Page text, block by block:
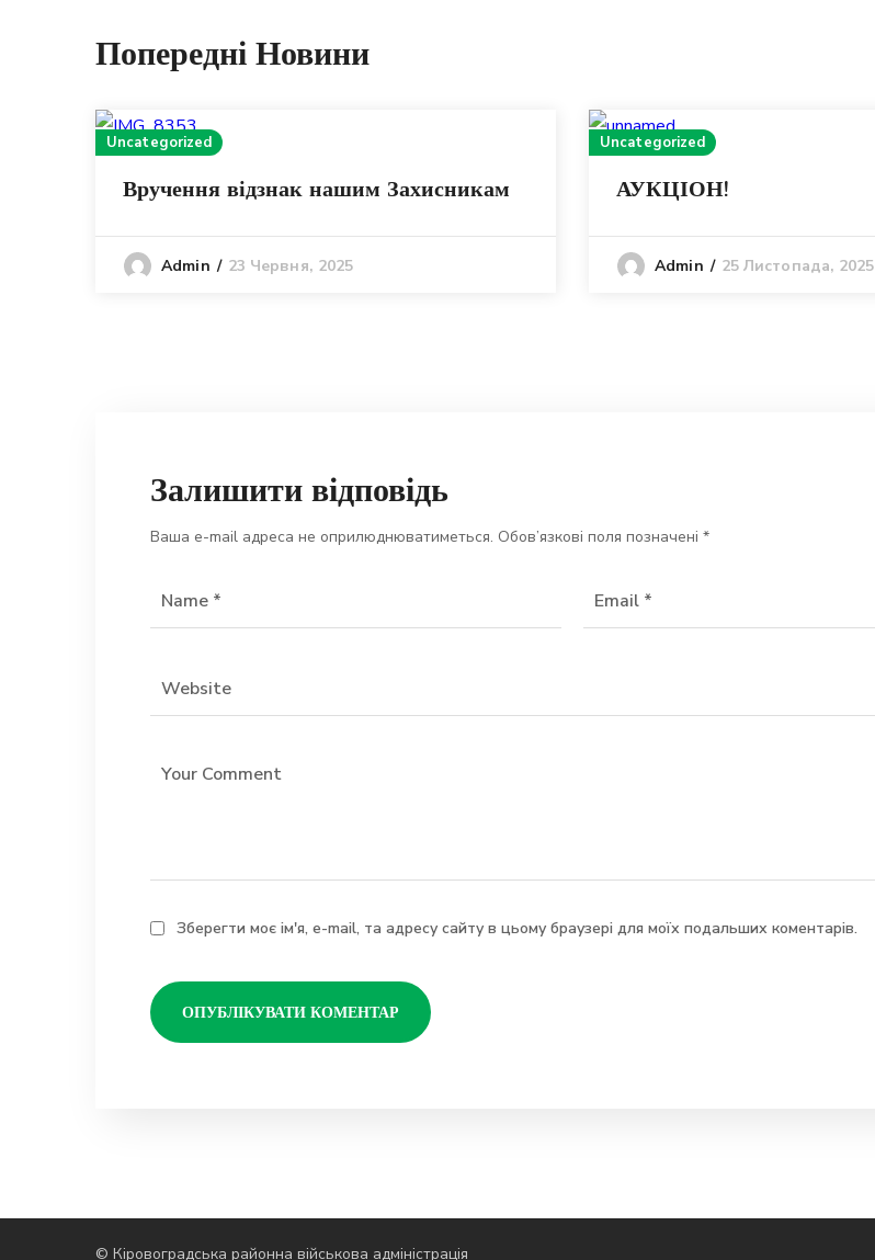
Попередні Новини
Uncategorized
Вручення відзнак нашим Захисникам
Admin 23 Червня, 2025
Uncategorized
АУКЦІОН!
Admin 25 Листопада, 2025
Залишити відповідь
Ваша e-mail адреса не оприлюднюватиметься. Обов’язкові поля позначені *
Зберегти моє ім'я, e-mail, та адресу сайту в цьому браузері для моїх подальших коментарів.
© Кіровоградська районна військова адміністрація